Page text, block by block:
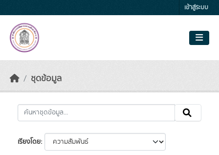
เข้าสู่ระบบ
ชุดข้อมูล
เรียงโดย